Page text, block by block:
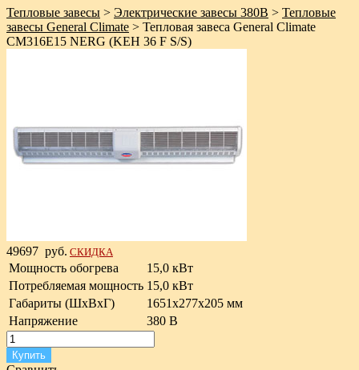
Тепловые завесы > Электрические завесы 380В > Тепловые
завесы General Climate > Тепловая завеса General Climate
CM316E15 NERG (KEH 36 F S/S)
49697 руб. СКИДКА
Мощность обогрева
15,0 кВт
Потребляемая мощность 15,0 кВт
Габариты (ШxВxГ)
1651х277х205 мм
Напряжение
380 В
Купить